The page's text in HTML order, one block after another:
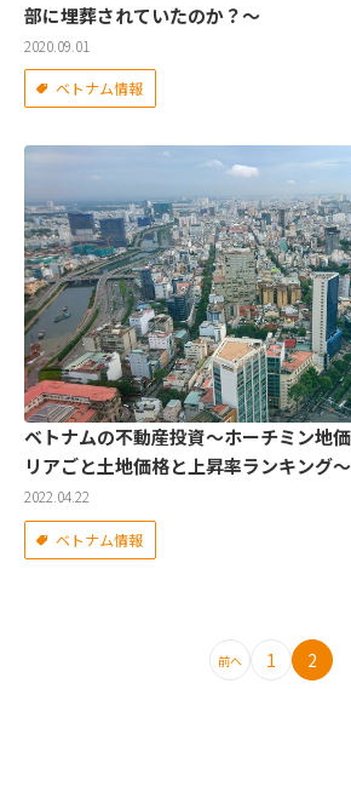
部に埋葬されていたのか？～
2020.09.01
ベトナム情報
ベトナムの不動産投資～ホーチミン地
リアごと土地価格と上昇率ランキング～
2022.04.22
ベトナム情報
前へ 1 2